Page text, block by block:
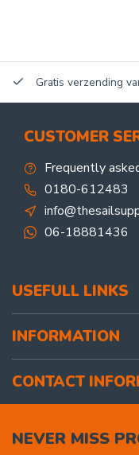
Gratis verzending
CUSTOMER
Frequently
0180-612483
06-18881436
USEFULL LINKS
INFORMATION
CONTACT
NEVER MISS